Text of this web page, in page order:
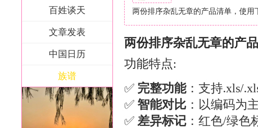
百姓谈天
文章发表
中国日历
族谱
两份排序杂乱无章的产品清单，使
两份排序杂乱无章的产
功能特点:
✅ 完整功能：支持.xls/
✅ 智能对比 ：以编码为
✅ 差异标记 ：红色/绿